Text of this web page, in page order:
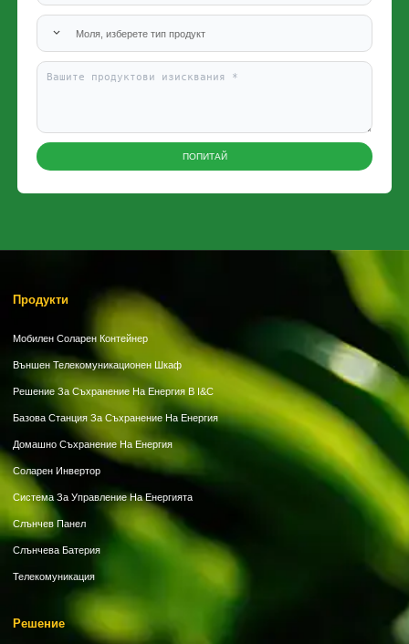
Моля, изберете тип продукт
ПОПИТАЙ
Продукти
Мобилен Соларен Контейнер
Външен Телекомуникационен Шкаф
Решение За Съхранение На Енергия В I&C
Базова Станция За Съхранение На Енергия
Домашно Съхранение На Енергия
Соларен Инвертор
Система За Управление На Енергията
Слънчев Панел
Слънчева Батерия
Телекомуникация
Решение